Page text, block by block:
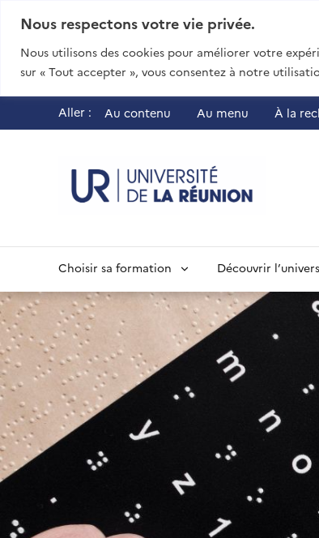
Nous respectons votre vie privée.
Nous utilisons des cookies pour améliorer votre
sur « Tout accepter », vous consentez à notre
Aller : Au contenu Au menu À la
Choisir sa formation Découvrir